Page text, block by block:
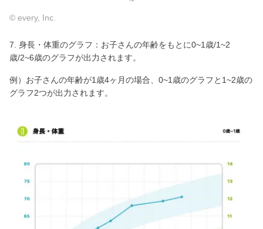
© every, Inc.
7. 身長・体重のグラフ：お子さんの年齢をもとに0~1歳/1~2
歳/2~6歳のグラフが出力されます。
例）お子さんの年齢が1歳4ヶ月の場合、0~1歳のグラフと1~2歳の
グラフ2つが出力されます。